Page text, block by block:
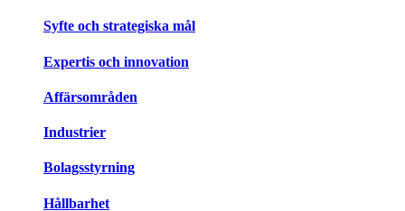
Syfte och strategiska mål
Expertis och innovation
Affärsområden
Industrier
Bolagsstyrning
Hållbarhet